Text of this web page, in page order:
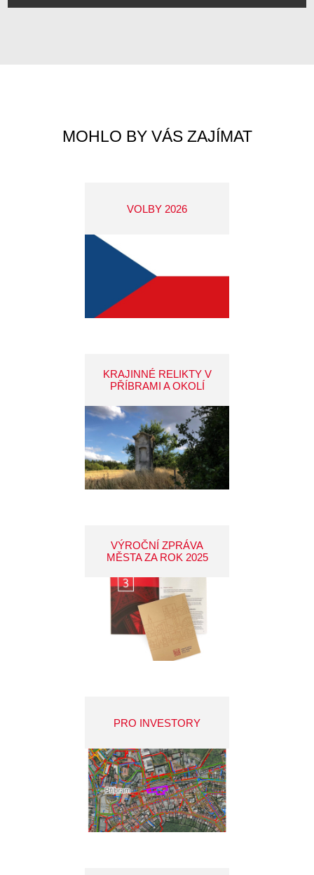
MOHLO BY VÁS ZAJÍMAT
VOLBY 2026
KRAJINNÉ RELIKTY V
PŘÍBRAMI A OKOLÍ
VÝROČNÍ ZPRÁVA
MĚSTA ZA ROK 2025
PRO INVESTORY